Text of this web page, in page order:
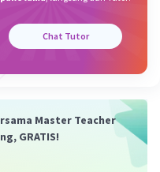
Chat Tutor
Master Teacher
GRATIS!